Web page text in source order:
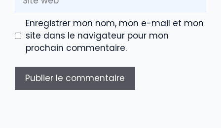
web
Enregistrer mon nom, mon e-mail et mon
site dans le navigateur pour mon
prochain commentaire.